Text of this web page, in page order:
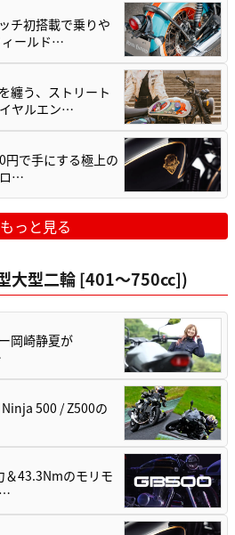
チ初搭載で乗りや
ィールド…
纏う、ストリート
ヤルエン…
円で手にする極上の
ロ…
もっと見る
大型二輪 [401〜750cc])
岡崎静夏が
Ninja 500 / Z500の
＆43.3Nmのモリモ